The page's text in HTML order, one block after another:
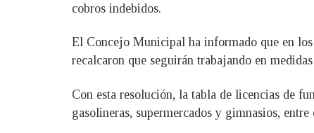
cobros indebidos.
El Concejo Municipal ha informado que en
recalcaron que seguirán trabajando en
Con esta resolución, la tabla de licencias de
gasolineras, supermercados y gimnasios, entre